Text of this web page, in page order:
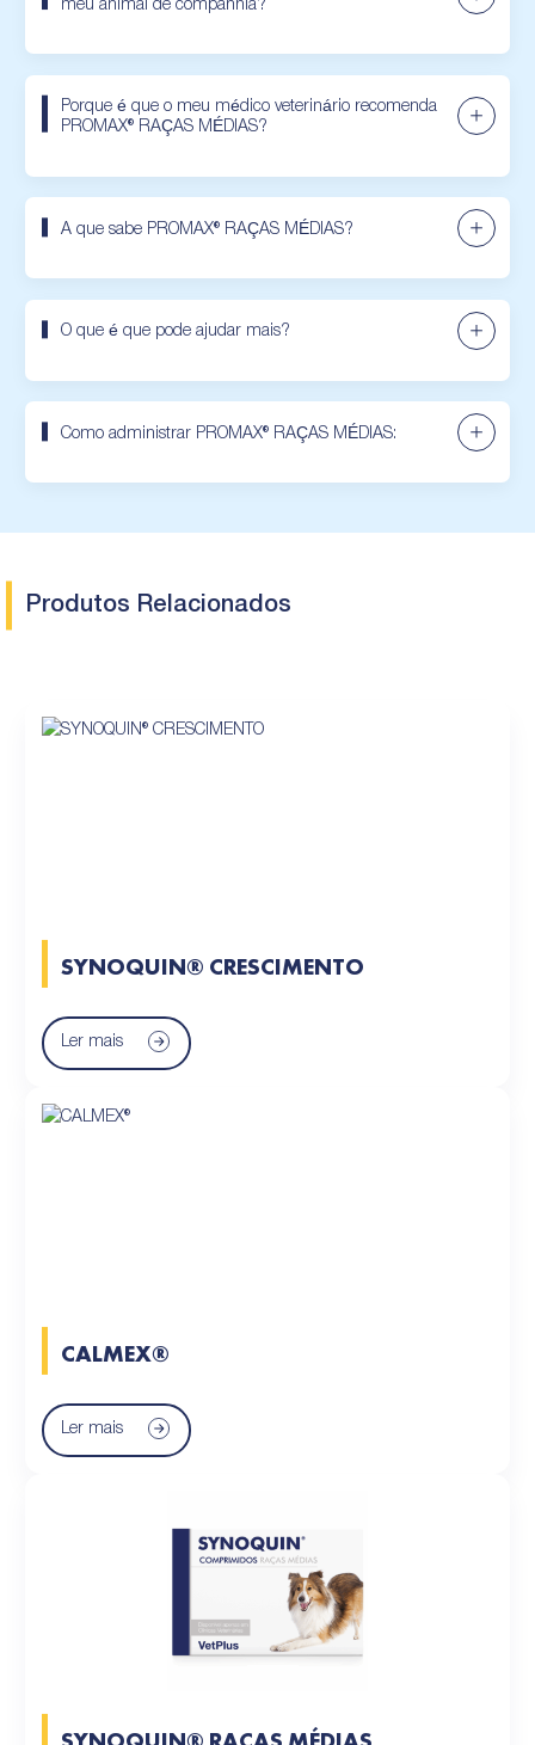
meu animal de companhia?
Porque é que o meu médico veterinário recomenda
PROMAX® RAÇAS MÉDIAS?
A que sabe PROMAX® RAÇAS MÉDIAS?
O que é que pode ajudar mais?
Como administrar PROMAX® RAÇAS MÉDIAS:
Produtos Relacionados
SYNOQUIN® CRESCIMENTO
Ler mais
CALMEX®
Ler mais